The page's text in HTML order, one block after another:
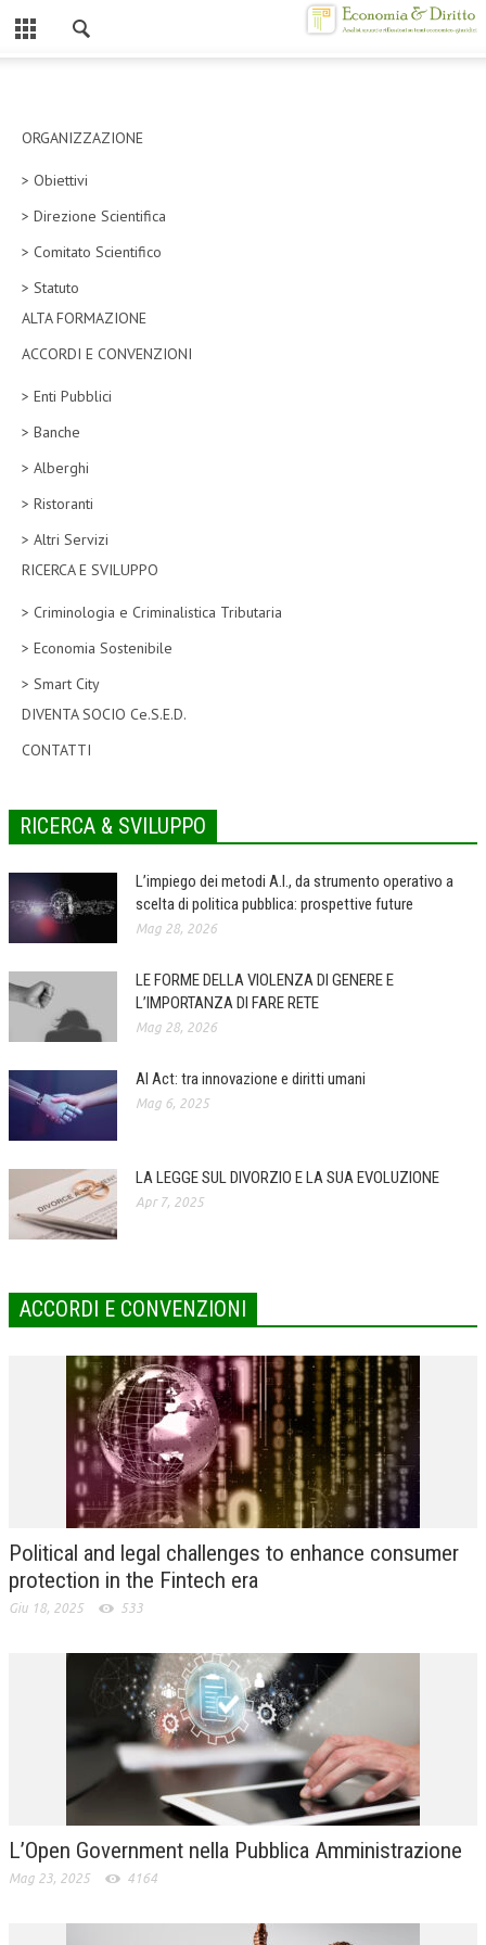
CHI SIAMO
MISSION
CONTATTI
ATTO COSTITUTIVO E STATUTO
ORGANIZZAZIONE
OBIETTIVI
DIREZIONE SCIENTIFICA
ALTA FORMAZIONE
LA RIVISTA
COMITATO EDITORIALE
PEER REVIEW
CODICE ETICO
AUTORI
COLLABORA CON NOI
CORPORATE SOCIAL RESPONSIBILITY
INTERNAZIONALIZZAZIONE
HUMAN RESOURCES
MARKETING
RISK MANAGEMENT
SVILUPPO SOSTENIBILE
PERSONA E CITTÀ
L’UMANISTA
DIRITTO PENALE D’IMPRESA
DIRITTO DEL LAVORO
DIRITTO DEL WEB
DIRITTO DELLE IMPRESE IN CRISI
CRIMINOLOGIA E CRIMINALISTICA
SICUREZZA SUL LAVORO
DIRITTO TRIBUTARIO
ORGANIZZAZIONE
> Obiettivi
> Direzione Scientifica
> Comitato Scientifico
> Statuto
ALTA FORMAZIONE
ACCORDI E CONVENZIONI
> Enti Pubblici
> Banche
> Alberghi
> Ristoranti
> Altri Servizi
RICERCA E SVILUPPO
> Criminologia e Criminalistica Tributaria
> Economia Sostenibile
> Smart City
DIVENTA SOCIO Ce.S.E.D.
CONTATTI
RICERCA & SVILUPPO
L’impiego dei metodi A.I., da strumento operativo a
scelta di politica pubblica: prospettive future
Mag 28, 2026
LE FORME DELLA VIOLENZA DI GENERE E
L’IMPORTANZA DI FARE RETE
Mag 28, 2026
AI Act: tra innovazione e diritti umani
Mag 6, 2025
LA LEGGE SUL DIVORZIO E LA SUA EVOLUZIONE
Apr 7, 2025
ACCORDI E CONVENZIONI
Political and legal challenges to enhance consumer
protection in the Fintech era
Giu 18, 2025 533
L’Open Government nella Pubblica Amministrazione
Mag 23, 2025 4164